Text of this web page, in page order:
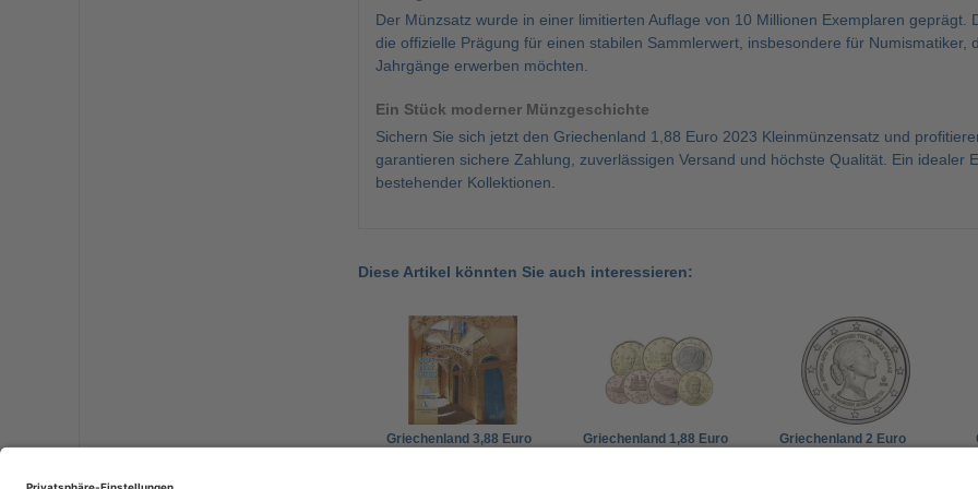
Der Münzsatz wurde in einer limitierten Auflage von 10 Millionen Exemplaren
die offizielle Prägung für einen stabilen Sammlerwert, insbesondere für Numismatiker,
Jahrgänge erwerben möchten.
Ein Stück moderner Münzgeschichte
Sichern Sie sich jetzt den Griechenland 1,88 Euro 2023 Kleinmünzensatz und
garantieren sichere Zahlung, zuverlässigen Versand und höchste Qualität. Ein idealer
bestehender Kollektionen.
Diese Artikel könnten Sie auch interessieren:
Griechenland 3,88 Euro
Griechenland 1,88 Euro
Griechenland 2 Euro